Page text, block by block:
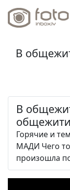
В
Горячие и
МАДИ Чего то
произошла